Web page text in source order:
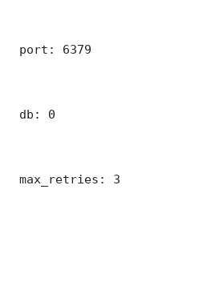
port: 6379
db: 0
max_retries: 3